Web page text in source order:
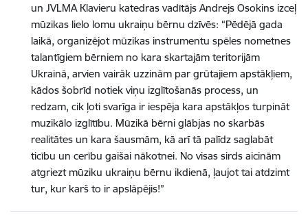
un JVLMA Klavieru katedras vadītājs Andrejs Osokins izceļ
mūzikas lielo lomu ukraiņu bērnu dzīvēs: “Pēdējā gada
laikā, organizējot mūzikas instrumentu spēles nometnes
talantīgiem bērniem no kara skartajām teritorijām
Ukrainā, arvien vairāk uzzinām par grūtajiem apstākļiem,
kādos šobrīd notiek viņu izglītošanās process, un
redzam, cik ļoti svarīga ir iespēja kara apstākļos turpināt
muzikālo izglītību. Mūzikā bērni glābjas no skarbās
realitātes un kara šausmām, kā arī tā palīdz saglabāt
ticību un cerību gaišai nākotnei. No visas sirds aicinām
atgriezt mūziku ukraiņu bērnu ikdienā, ļaujot tai atdzimt
tur, kur karš to ir apslāpējis!”